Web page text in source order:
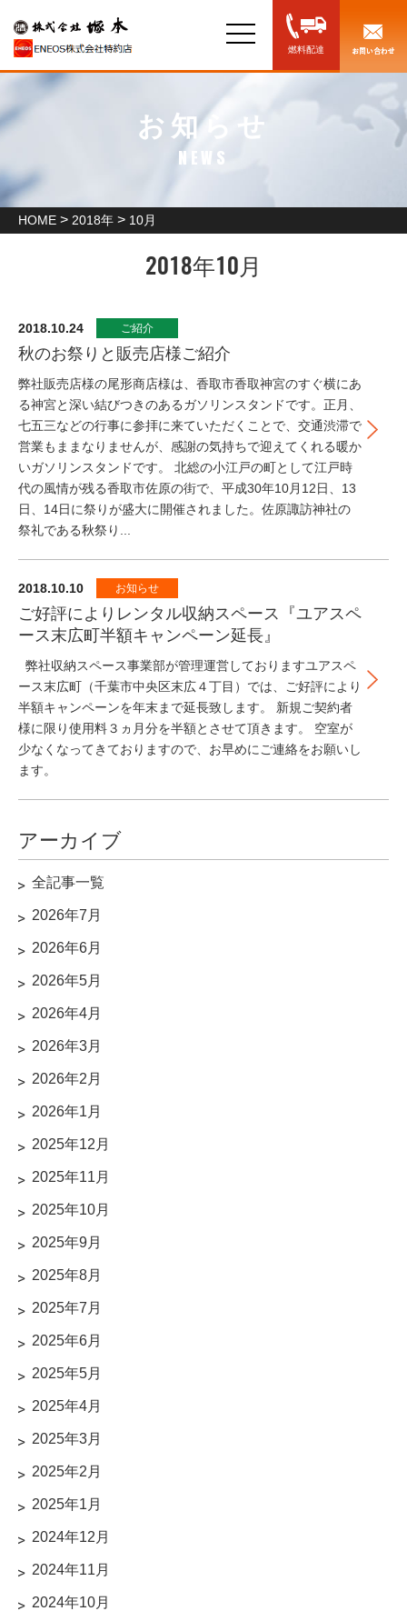
toggle
navigation燃料配達
お知らせ
NEWS
HOME > 2018年 > 10月
2018年10月
2018.10.24 ご紹介
秋のお祭りと販売店様ご紹介
弊社販売店様の尾形商店様は、香取市香取神宮のすぐ横にあ
る神宮と深い結びつきのあるガソリンスタンドです。正月、
七五三などの行事に参拝に来ていただくことで、交通渋滞で
営業もままなりませんが、感謝の気持ちで迎えてくれる暖か
いガソリンスタンドです。 北総の小江戸の町として江戸時
代の風情が残る香取市佐原の街で、平成30年10月12日、13
日、14日に祭りが盛大に開催されました。佐原諏訪神社の
祭礼である秋祭り...
2018.10.10 お知らせ
ご好評によりレンタル収納スペース『ユアスペ
ース末広町半額キャンペーン延長』
弊社収納スペース事業部が管理運営しておりますユアスペ
ース末広町（千葉市中央区末広４丁目）では、ご好評により
半額キャンペーンを年末まで延長致します。 新規ご契約者
様に限り使用料３ヵ月分を半額とさせて頂きます。 空室が
少なくなってきておりますので、お早めにご連絡をお願いし
ます。
アーカイブ
全記事一覧
2026年7月
2026年6月
2026年5月
2026年4月
2026年3月
2026年2月
2026年1月
2025年12月
2025年11月
2025年10月
2025年9月
2025年8月
2025年7月
2025年6月
2025年5月
2025年4月
2025年3月
2025年2月
2025年1月
2024年12月
2024年11月
2024年10月